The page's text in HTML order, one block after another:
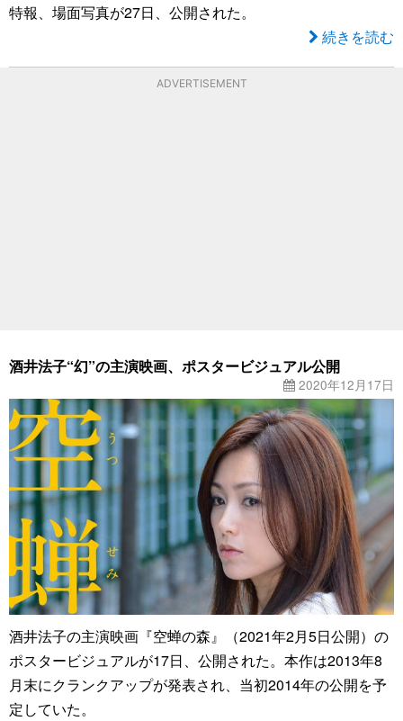
特報、場面写真が27日、公開された。
続きを読む
ADVERTISEMENT
酒井法子“幻”の主演映画、ポスタービジュアル公開
2020年12月17日
酒井法子の主演映画『空蝉の森』（2021年2月5日公開）の
ポスタービジュアルが17日、公開された。本作は2013年8
月末にクランクアップが発表され、当初2014年の公開を予
定していた。